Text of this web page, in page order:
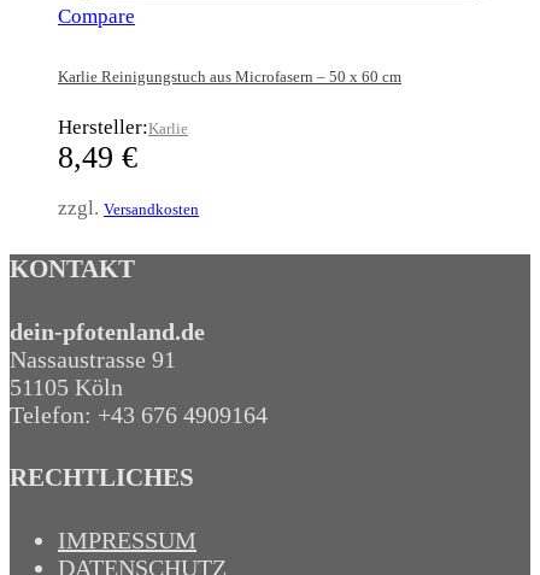
Compare
Karlie Reinigungstuch aus Microfasern – 50 x 60 cm
Hersteller:Karlie
8,49 €
zzgl. Versandkosten
KONTAKT
dein-pfotenland.de
Nassaustrasse 91
51105 Köln
Telefon: +43 676 4909164‬
RECHTLICHES
IMPRESSUM
DATENSCHUTZ